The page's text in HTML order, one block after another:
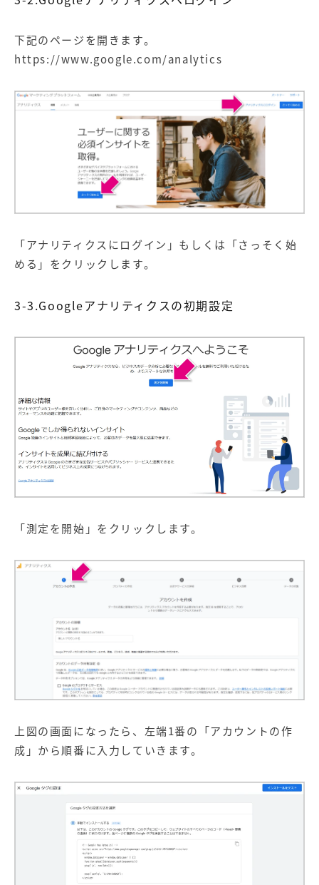
下記のページを開きます。
https://www.google.com/analytics
「アナリティクスにログイン」もしくは「さっそく始
める」をクリックします。
3-3.Googleアナリティクスの初期設定
「測定を開始」をクリックします。
上図の画面になったら、左端1番の「アカウントの作
成」から順番に入力していきます。